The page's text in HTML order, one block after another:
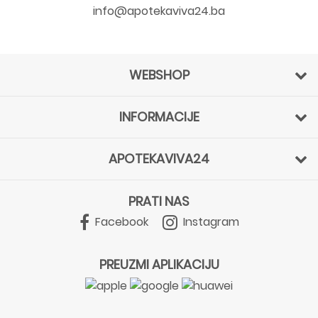
info@apotekaviva24.ba
WEBSHOP
INFORMACIJE
APOTEKAVIVA24
PRATI NAS
Facebook Instagram
PREUZMI APLIKACIJU